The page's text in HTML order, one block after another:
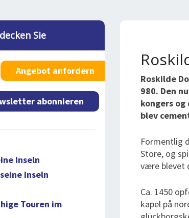
Roskilde
980. Den
kongers
blev
Formentlig
Store, og
være blevet
Ca. 1450
kapel på
Sie
Angebot anfordern
abonnieren
Inseln
Inseln
Touren im